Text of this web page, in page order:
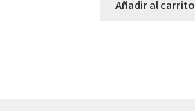
Añadir al carrito